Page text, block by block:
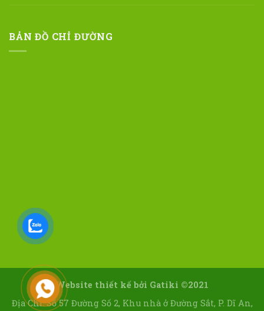
BẢN ĐỒ CHỈ ĐƯỜNG
Website thiết kế bởi Gatiki ©2021
Địa Chỉ: Số 57 Đường Số 2, Khu nhà ở Đường Sắt, P. Dĩ An,